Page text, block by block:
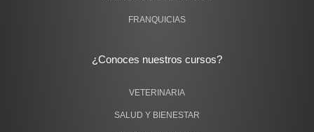
FRANQUICIAS
¿Conoces nuestros cursos?
VETERINARIA
SALUD Y BIENESTAR